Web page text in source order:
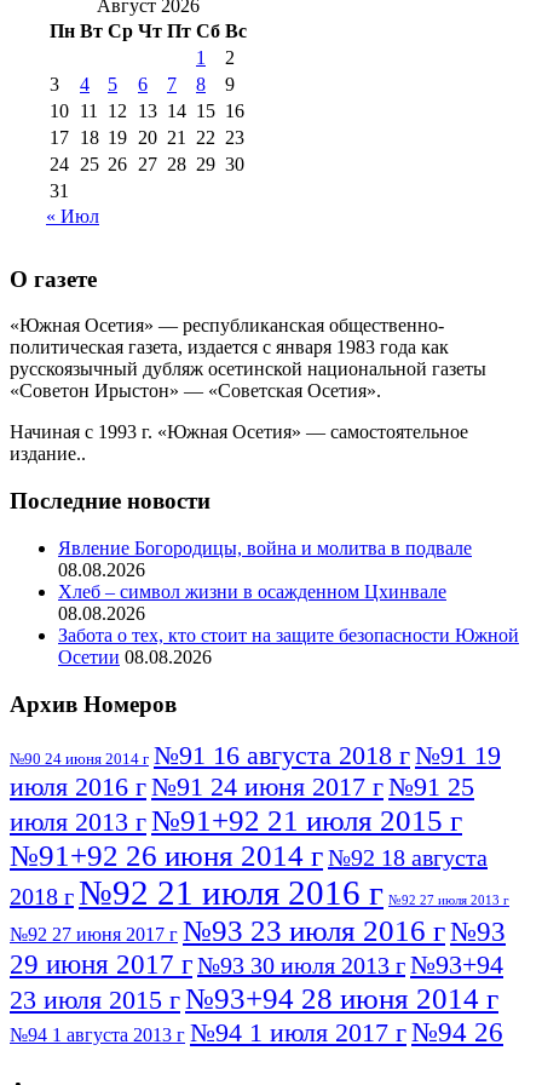
2016 г(12) №99 8 июля 2014 г
августа 2012 г(11)
августа 2013 г
(12)
Август 2026
Пн Вт Ср Чт Пт Сб Вс
1
2
3
4 5 6 7 8
9
10 11 12 13 14 15 16
17 18 19 20 21 22 23
24 25 26 27 28 29 30
31
« Июл
О газете
«Южная Осетия» — республиканская общественно-
политическая газета, издается с января 1983 года как
русскоязычный дубляж осетинской национальной газеты
«Советон Ирыстон» — «Советская Осетия».
Начиная с 1993 г. «Южная Осетия» — самостоятельное
издание..
Последние новости
Явление Богородицы, война и молитва в подвале
08.08.2026
Хлеб – символ жизни в осажденном Цхинвале
08.08.2026
Забота о тех, кто стоит на защите безопасности Южной
Осетии 08.08.2026
Архив Номеров
№90 24 июня 2014 г №91 16 августа 2018 г№91 19
июля 2016 г№91 24 июня 2017 г№91 25
июля 2013 г№91+92 21 июля 2015 г
№91+92 26 июня 2014 г№92 18 августа
2018 г№92 21 июля 2016 г №92 27 июля 2013 г
№92 27 июня 2017 г №93 23 июля 2016 г№93
29 июня 2017 г№93 30 июля 2013 г№93+94
23 июля 2015 г№93+94 28 июня 2014 г
№94 1 августа 2013 г №94 1 июля 2017 г№94 26